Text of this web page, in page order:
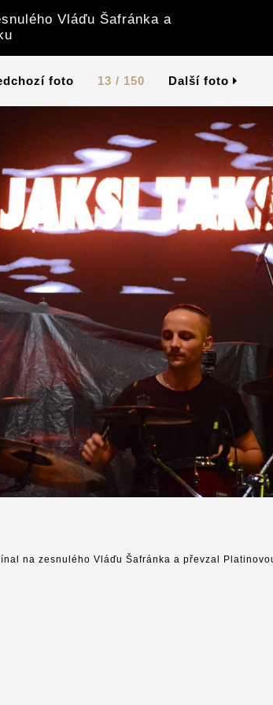
Vláďu Šafránka a
foto 13 / 150 Další foto
na zesnulého Vláďu Šafránka a převzal